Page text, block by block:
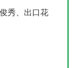
秀、出口花